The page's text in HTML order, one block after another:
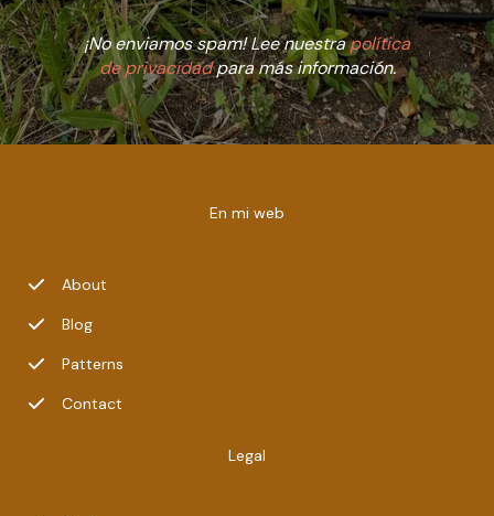
¡No enviamos spam! Lee nuestrapolítica
de privacidadpara más información.
En mi web
About
Blog
Patterns
Contact
Legal